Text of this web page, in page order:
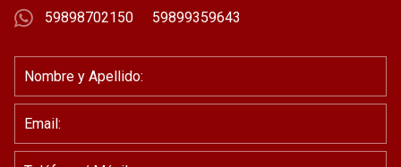
59898702150
59899359643